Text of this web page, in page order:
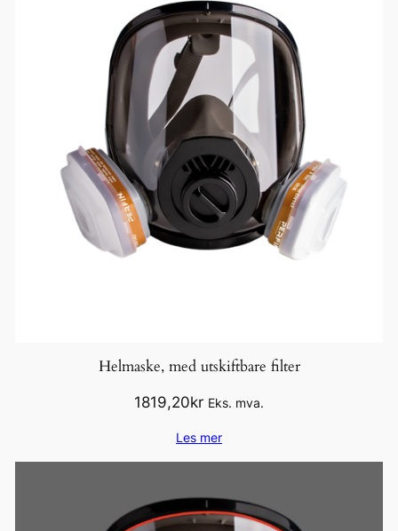
Helmaske, med utskiftbare filter
1819,20kr Eks. mva.
Les mer